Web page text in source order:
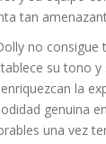
tan
no consigue
su tono
la
genuina
una vez